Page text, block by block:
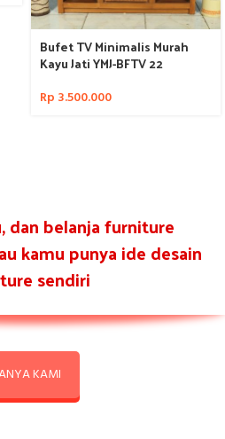
Bufet TV Minimalis Murah
Kayu Jati YMJ-BFTV 22
Rp 3.500.000
dan belanja furniture
kamu punya ide desain
sendiri
KAMI